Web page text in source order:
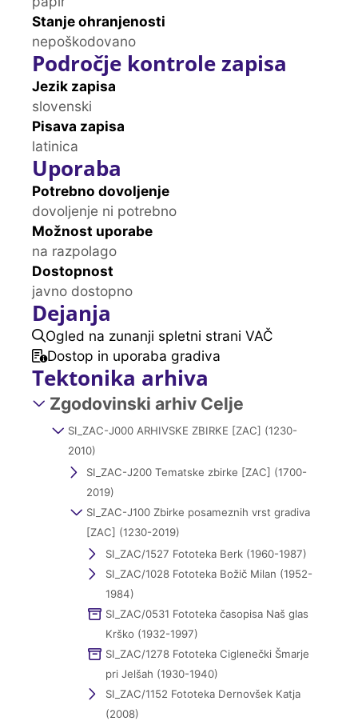
Stanje ohranjenosti
nepoškodovano
Področje kontrole zapisa
Jezik zapisa
slovenski
Pisava zapisa
latinica
Uporaba
Potrebno dovoljenje
dovoljenje ni potrebno
Možnost uporabe
na razpolago
Dostopnost
javno dostopno
Dejanja
Ogled na zunanji spletni strani VAČ
Dostop in uporaba gradiva
Tektonika arhiva
Zgodovinski arhiv Celje
SI_ZAC-J000 ARHIVSKE ZBIRKE [ZAC] (1230-
2010)
SI_ZAC-J200 Tematske zbirke [ZAC] (1700-
2019)
SI_ZAC-J100 Zbirke posameznih vrst gradiva
[ZAC] (1230-2019)
SI_ZAC/1527 Fototeka Berk (1960-1987)
SI_ZAC/1028 Fototeka Božič Milan (1952-
1984)
SI_ZAC/0531 Fototeka časopisa Naš glas
Krško (1932-1997)
SI_ZAC/1278 Fototeka Ciglenečki Šmarje
pri Jelšah (1930-1940)
SI_ZAC/1152 Fototeka Dernovšek Katja
(2008)